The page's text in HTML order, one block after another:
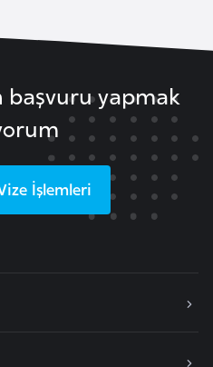
başvuru yapmak
İşlemleri